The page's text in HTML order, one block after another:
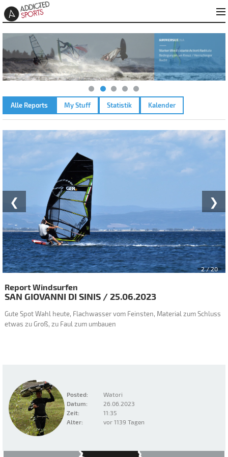
Alle Reports My Stuff Statistik Kalender
SAN GIOVANNI DI SINIS – 25.06.2023
❯
❮
2/ 20
Posted:
Watori
Datum:
26.06.2023
Zeit:
11:35
Alter:
vor 1139 Tagen
Report Windsurfen
SAN GIOVANNI DI SINIS / 25.06.2023
Gute Spot Wahl heute, Flachwasser vom Feinsten, Material zum Schluss
etwas zu Groß, zu Faul zum umbauen